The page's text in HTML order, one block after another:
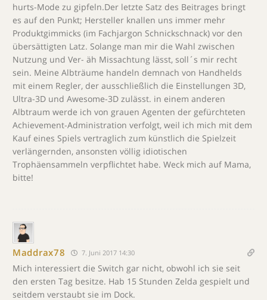
hurts-Mode zu gipfeln.Der letzte Satz des Beitrages bringt
es auf den Punkt; Hersteller knallen uns immer mehr
Produktgimmicks (im Fachjargon Schnickschnack) vor den
übersättigten Latz. Solange man mir die Wahl zwischen
Nutzung und Ver- äh Missachtung lässt, soll´s mir recht
sein. Meine Albträume handeln demnach von Handhelds
mit einem Regler, der ausschließlich die Einstellungen 3D,
Ultra-3D und Awesome-3D zulässt. in einem anderen
Albtraum werde ich von grauen Agenten der gefürchteten
Achievement-Administration verfolgt, weil ich mich mit dem
Kauf eines Spiels vertraglich zum künstlich die Spielzeit
verlängernden, ansonsten völlig idiotischen
Trophäensammeln verpflichtet habe. Weck mich auf Mama,
bitte!
Maddrax78 7. Juni 2017 14:30
Mich interessiert die Switch gar nicht, obwohl ich sie seit
den ersten Tag besitze. Hab 15 Stunden Zelda gespielt und
seitdem verstaubt sie im Dock.